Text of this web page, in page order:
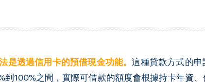
是透過信用卡的預借現金功能。這種貸款方式的
100%之間，實際可借款的額度會根據持卡年資、